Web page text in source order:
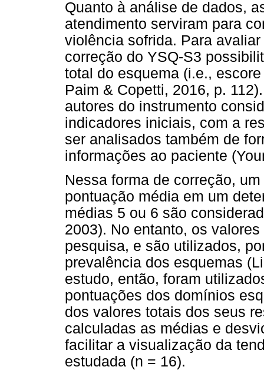
Quanto à análise de dados,
atendimento serviram para
violência sofrida. Para
correção do YSQ-S3
total do esquema (i.e.,
Paim & Copetti, 2016, p.
autores do instrumento
indicadores iniciais, com a
ser analisados também de
informações ao paciente
Nessa forma de correção,
pontuação média em um
médias 5 ou 6 são
2003). No entanto, os
pesquisa, e são utilizados,
prevalência dos esquemas
estudo, então, foram
pontuações dos domínios
dos valores totais dos seus
calculadas as médias e
facilitar a visualização da
estudada (n = 16).